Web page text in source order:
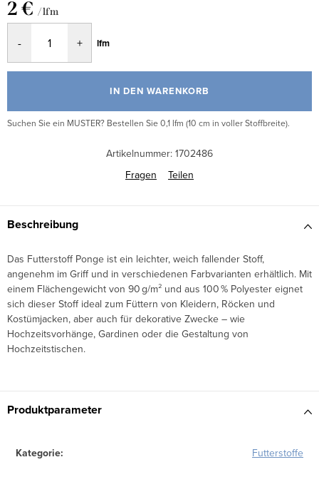
2 € / lfm
lfm
IN DEN WARENKORB
Suchen Sie ein MUSTER? Bestellen Sie 0,1 lfm (10 cm in voller Stoffbreite).
Artikelnummer: 1702486
Fragen
Teilen
Beschreibung
Das Futterstoff Ponge ist ein leichter, weich fallender Stoff,
angenehm im Griff und in verschiedenen Farbvarianten erhältlich. Mit
einem Flächengewicht von 90 g/m² und aus 100 % Polyester eignet
sich dieser Stoff ideal zum Füttern von Kleidern, Röcken und
Kostümjacken, aber auch für dekorative Zwecke – wie
Hochzeitsvorhänge, Gardinen oder die Gestaltung von
Hochzeitstischen.
Produktparameter
Kategorie: Futterstoffe